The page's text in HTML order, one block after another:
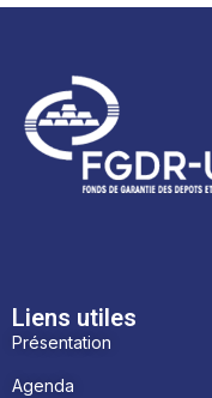
Liens utiles
Présentation
Agenda